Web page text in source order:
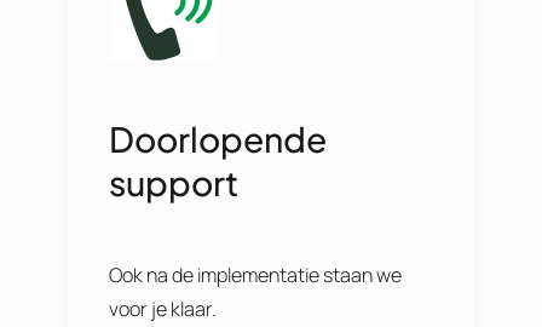
Doorlopende
support
Ook na de implementatie staan we
voor je klaar.